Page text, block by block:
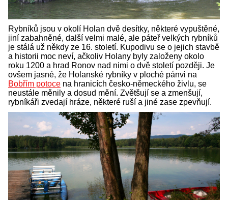
Rybníků jsou v okolí Holan dvě desítky, některé vypuštěné,
jiní zabahněné, další velmi malé, ale páteř velkých rybníků
je stálá už někdy ze 16. století. Kupodivu se o jejich stavbě
a historii moc neví, ačkoliv Holany byly založeny okolo
roku 1200 a hrad Ronov nad nimi o dvě století později. Je
ovšem jasné, že Holanské rybníky v ploché pánvi na
Bobřím potoce na hranicích česko-německého živlu, se
neustále měnily a dosud mění. Zvětšují se a zmenšují,
rybníkáři zvedají hráze, některé ruší a jiné zase zpevňují.